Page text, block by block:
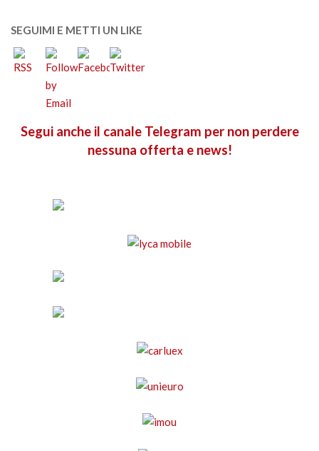
SEGUIMI E METTI UN LIKE
Segui anche il canale Telegram per non perdere
nessuna offerta e news!